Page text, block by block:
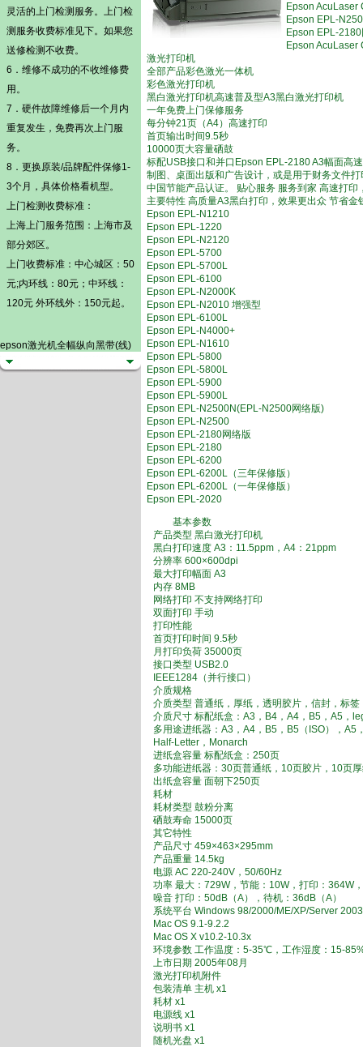
灵活的上门检测 服务。 上门检
测 服务收费标准见下。如果您
送修检测不收费。
6．维修不成功的不收维修费
用。
7．硬件故障维修后一个月内
重复发生，免费再次上门服
务。
8．更换原装/品牌配件保修1-
3个月，具体价格看机型。
上门检测收费标准：
上海上门服务范围：上海市及
部分郊区。
上门收费标准：中心城区：50
元;内环线：80元；中环线：
120元 外环线外：150元起。
epson激光机全幅纵向黑带(线)
Epson AcuLaser
Epson EPL-
Epson EPL-
Epson AcuLaser
激光打印机
全部产品彩色激光一体机
彩色激光打印机
黑白激光打印机高速普及型A3黑白激光打印机
一年免费上门保修服务
每分钟21页（A4）高速打印
首页输出时间9.5秒
10000页大容量硒鼓
标配USB接口和并口Epson EPL-2180 A3幅面高
制图、桌面出版和广告设计，或是用于财务文件
中国节能产品认证。 贴心服务 服务到家 高速打
主要特性 高质量A3黑白打印，效果更出众 节省
Epson EPL-N1210
Epson EPL-1220
Epson EPL-N2120
Epson EPL-5700
Epson EPL-5700L
Epson EPL-6100
Epson EPL-N2000K
Epson EPL-N2010 增强型
Epson EPL-6100L
Epson EPL-N4000+
Epson EPL-N1610
Epson EPL-5800
Epson EPL-5800L
Epson EPL-5900
Epson EPL-5900L
Epson EPL-N2500N(EPL-N2500网络版)
Epson EPL-N2500
Epson EPL-2180网络版
Epson EPL-2180
Epson EPL-6200
Epson EPL-6200L（三年保修版）
Epson EPL-6200L（一年保修版）
Epson EPL-2020
基本参数
产品类型 黑白激光打印机
黑白打印速度 A3：11.5ppm，A4：21ppm
分辨率 600×600dpi
最大打印幅面 A3
内存 8MB
网络打印 不支持网络打印
双面打印 手动
打印性能
首页打印时间 9.5秒
月打印负荷 35000页
接口类型 USB2.0
IEEE1284（并行接口）
介质规格
介质类型 普通纸，厚纸，透明胶片，信封，标签
介质尺寸 标配纸盒：A3，B4，A4，B5，A5，
多用途进纸器：A3，A4，B5，B5（ISO），
Half-Letter，Monarch
进纸盒容量 标配纸盒：250页
多功能进纸器：30页普通纸，10页胶片，10页
出纸盒容量 面朝下250页
耗材
耗材类型 鼓粉分离
硒鼓寿命 15000页
其它特性
产品尺寸 459×463×295mm
产品重量 14.5kg
电源 AC 220-240V，50/60Hz
功率 最大：729W，节能：10W，打印：364W
噪音 打印：50dB（A），待机：36dB（A）
系统平台 Windows 98/2000/ME/XP/Server 2003
Mac OS 9.1-9.2.2
Mac OS X v10.2-10.3x
环境参数 工作温度：5-35℃，工作湿度：15-
上市日期 2005年08月
激光打印机附件
包装清单 主机 x1
耗材 x1
电源线 x1
说明书 x1
随机光盘 x1